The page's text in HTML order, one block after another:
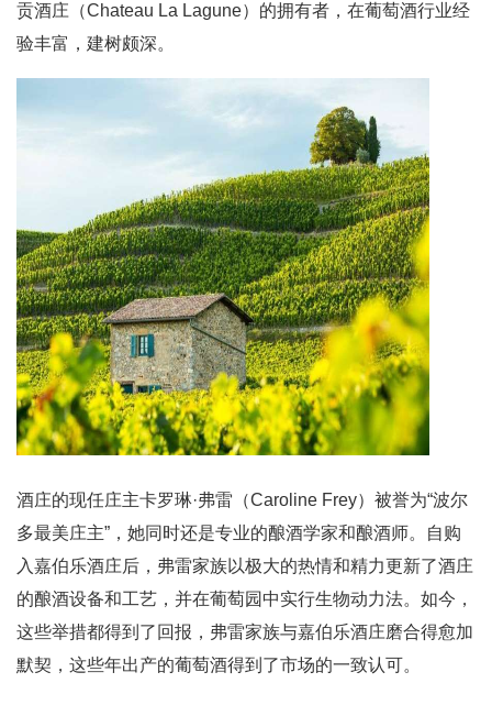
贡酒庄（Chateau La Lagune）的拥有者，在葡萄酒行业经
验丰富，建树颇深。
酒庄的现任庄主卡罗琳·弗雷（Caroline Frey）被誉为“波尔
多最美庄主”，她同时还是专业的酿酒学家和酿酒师。自购
入嘉伯乐酒庄后，弗雷家族以极大的热情和精力更新了酒庄
的酿酒设备和工艺，并在葡萄园中实行生物动力法。如今，
这些举措都得到了回报，弗雷家族与嘉伯乐酒庄磨合得愈加
默契，这些年出产的葡萄酒得到了市场的一致认可。